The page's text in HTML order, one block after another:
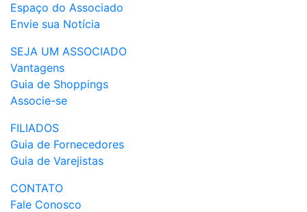
Espaço do Associado
Envie sua Notícia
SEJA UM ASSOCIADO
Vantagens
Guia de Shoppings
Associe-se
FILIADOS
Guia de Fornecedores
Guia de Varejistas
CONTATO
Fale Conosco